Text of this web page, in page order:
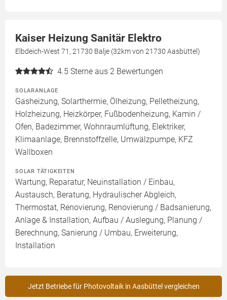
Kaiser Heizung Sanitär Elektro
Elbdeich-West 71, 21730 Balje (32km von 21730 Aasbüttel)
4.5 Sterne aus 2 Bewertungen
SOLARANLAGE
Gasheizung, Solarthermie, Ölheizung, Pelletheizung,
Holzheizung, Heizkörper, Fußbodenheizung, Kamin /
Ofen, Badezimmer, Wohnraumlüftung, Elektriker,
Klimaanlage, Brennstoffzelle, Umwälzpumpe, KFZ
Wallboxen
SOLAR TÄTIGKEITEN
Wartung, Reparatur, Neuinstallation / Einbau,
Austausch, Beratung, Hydraulischer Abgleich,
Thermostat, Renovierung, Renovierung / Badsanierung,
Anlage & Installation, Aufbau / Auslegung, Planung /
Berechnung, Sanierung / Umbau, Erweiterung,
Installation
Jetzt Betriebe für Photovoltaik in Aasbüttel vergleichen